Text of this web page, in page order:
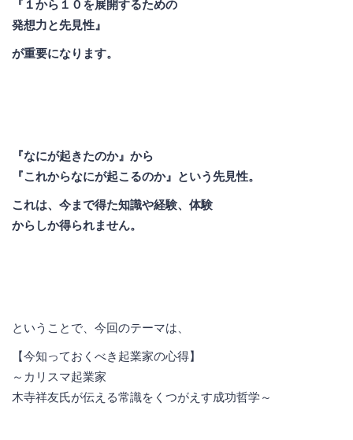
『１から１０を展開するための
発想力と先見性』
が重要になります。
『なにが起きたのか』から
『これからなにが起こるのか』という先見性。
これは、今まで得た知識や経験、体験
からしか得られません。
ということで、今回のテーマは、
【今知っておくべき起業家の心得】
～カリスマ起業家
木寺祥友氏が伝える常識をくつがえす成功哲学～